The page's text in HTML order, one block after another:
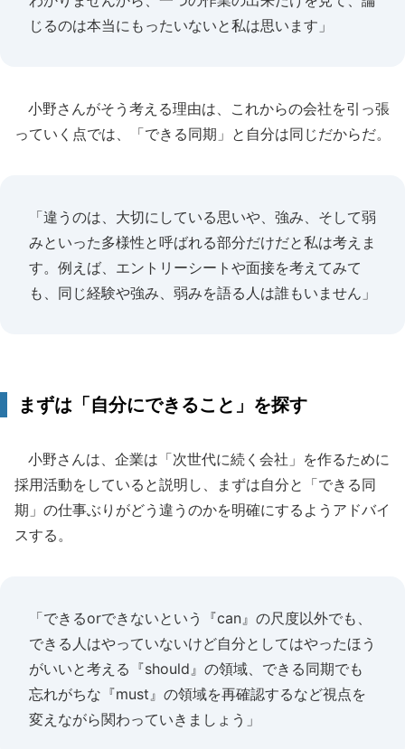
じるのは本当にもったいないと私は思います」
小野さんがそう考える理由は、これからの会社を引っ張
っていく点では、「できる同期」と自分は同じだからだ。
「違うのは、大切にしている思いや、強み、そして弱
みといった多様性と呼ばれる部分だけだと私は考えま
す。例えば、エントリーシートや面接を考えてみて
も、同じ経験や強み、弱みを語る人は誰もいません」
まずは「自分にできること」を探す
小野さんは、企業は「次世代に続く会社」を作るために
採用活動をしていると説明し、まずは自分と「できる同
期」の仕事ぶりがどう違うのかを明確にするようアドバイ
スする。
「できるorできないという『can』の尺度以外でも、
できる人はやっていないけど自分としてはやったほう
がいいと考える『should』の領域、できる同期でも
忘れがちな『must』の領域を再確認するなど視点を
変えながら関わっていきましょう」